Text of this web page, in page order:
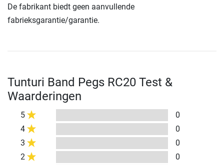
De fabrikant biedt geen aanvullende
fabrieksgarantie/garantie.
Tunturi Band Pegs RC20 Test &
Waarderingen
5
0
4
0
3
0
2
0